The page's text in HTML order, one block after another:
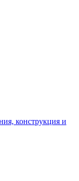
конструкция и